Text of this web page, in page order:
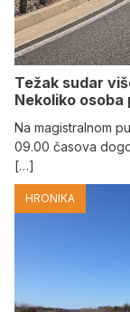
Težak sudar
Nekoliko
Na magistralnom
09.00 časova
[…]
HRONIKA